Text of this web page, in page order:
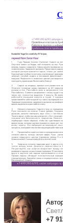
+7